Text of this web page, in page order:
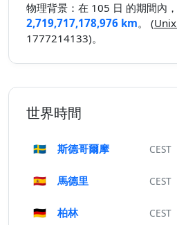
物理背景：在 105 日 的期間內
2,719,717,178,976 km。 (
1777214133)。
世界時間
🇸🇪 斯德哥爾摩 CEST
🇪🇸 馬德里 CEST
🇩🇪 柏林 CEST